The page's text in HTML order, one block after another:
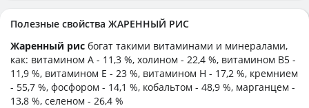
Полезные свойства ЖАРЕННЫЙ РИС
Жаренный рис богат такими витаминами и минералами,
как: витамином А - 11,3 %, холином - 22,4 %, витамином B5 -
11,9 %, витамином E - 23 %, витамином H - 17,2 %, кремнием
- 55,7 %, фосфором - 14,1 %, кобальтом - 48,9 %, марганцем -
13,8 %, селеном - 26,4 %